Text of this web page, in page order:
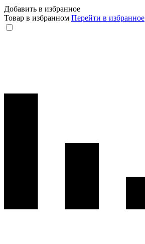
Добавить в избранное
Товар в избранном Перейти в избранное